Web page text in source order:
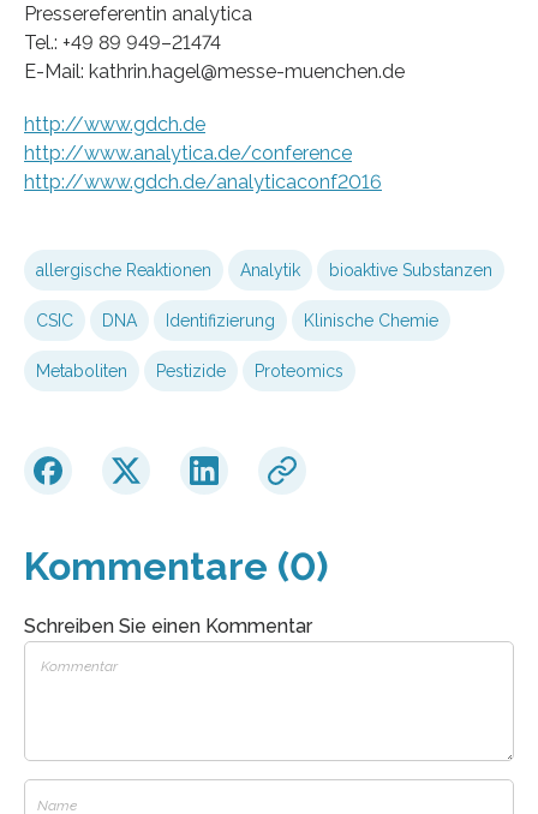
Pressereferentin analytica
Tel.: +49 89 949–21474
E-Mail: kathrin.hagel@messe-muenchen.de
http://www.gdch.de
http://www.analytica.de/conference
http://www.gdch.de/analyticaconf2016
allergische Reaktionen Analytik bioaktive Substanzen
CSIC DNA Identifizierung Klinische Chemie
Metaboliten Pestizide Proteomics
Kommentare (0)
Schreiben Sie einen Kommentar